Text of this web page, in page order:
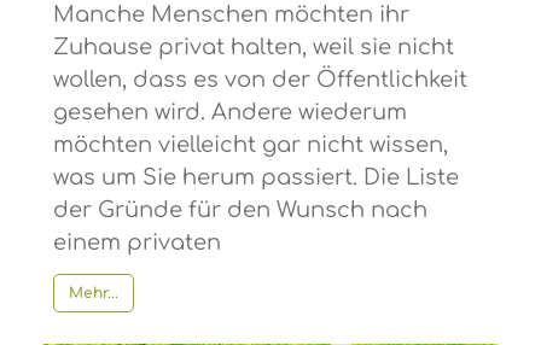
Manche Menschen möchten ihr
Zuhause privat halten, weil sie nicht
wollen, dass es von der Öffentlichkeit
gesehen wird. Andere wiederum
möchten vielleicht gar nicht wissen,
was um Sie herum passiert. Die Liste
der Gründe für den Wunsch nach
einem privaten
Mehr...